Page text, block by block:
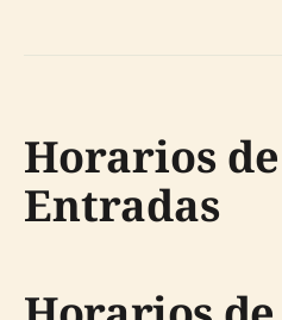
Horarios
Entradas